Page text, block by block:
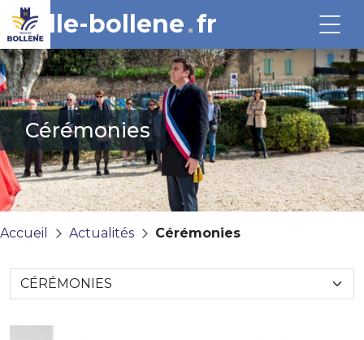
ville-bollene fr
Cérémonies
Accueil Actualités Cérémonies